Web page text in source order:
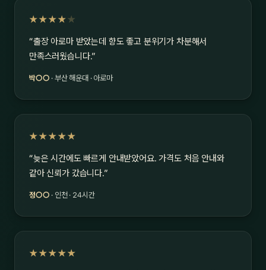
★★★★ ★
“출장 아로마 받았는데 향도 좋고 분위기가 차분해서
만족스러웠습니다.”
박○○ · 부산 해운대 · 아로마
★★★★★
“늦은 시간에도 빠르게 안내받았어요. 가격도 처음 안내와
같아 신뢰가 갔습니다.”
정○○ · 인천 · 24시간
★★★★★